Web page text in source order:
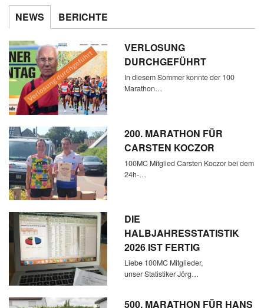
NEWS BERICHTE
VERLOSUNG
DURCHGEFÜHRT
In diesem Sommer konnte der 100
Marathon…
200. MARATHON FÜR
CARSTEN KOCZOR
100MC Mitglied Carsten Koczor bei dem
24h-…
DIE
HALBJAHRESSTATISTIK
2026 IST FERTIG
Liebe 100MC Mitglieder,
unser Statistiker Jörg…
500. MARATHON FÜR HANS